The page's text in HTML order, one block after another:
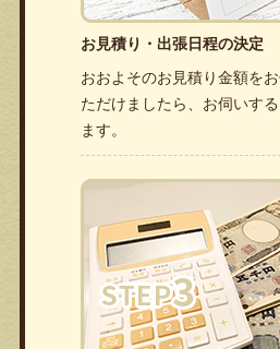
お見積り・出張日程の決定
おおよそのお見積り金額を
ただけましたら、お伺いす
ます。